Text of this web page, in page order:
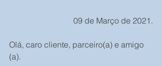
09 de Março de 2021.
Olá, caro cliente, parceiro(a) e amigo
(a).